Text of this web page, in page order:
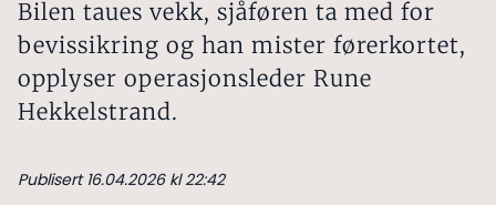
Bilen taues vekk, sjåføren ta med for
bevissikring og han mister førerkortet,
opplyser operasjonsleder Rune
Hekkelstrand.
Publisert 16.04.2026 kl 22:42